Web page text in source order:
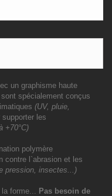
un graphisme haute
spécialement conçus
(UV, pluie,
les
+70°C)
polymère
contre l`abrasion et les
pression, insectes...)
la forme... Pas besoin de